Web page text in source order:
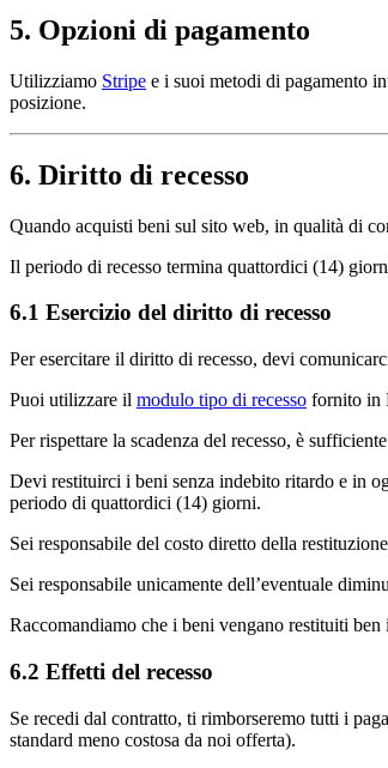
5. Opzioni di pagamento
Utilizziamo Stripe e i suoi metodi di pagamento
posizione.
6. Diritto di recesso
Quando acquisti beni sul sito web, in qualità di
Il periodo di recesso termina quattordici (14)
6.1 Esercizio del diritto di recesso
Per esercitare il diritto di recesso, devi
Puoi utilizzare il modulo tipo di recesso fornito in
Per rispettare la scadenza del recesso, è
Devi restituirci i beni senza indebito ritardo e in
periodo di quattordici (14) giorni.
Sei responsabile del costo diretto della
Sei responsabile unicamente dell’eventuale
Raccomandiamo che i beni vengano restituiti
6.2 Effetti del recesso
Se recedi dal contratto, ti rimborseremo tutti i
standard meno costosa da noi offerta).